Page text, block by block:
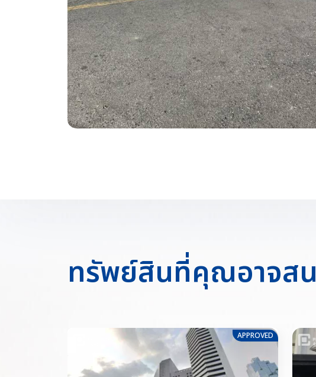
ทรัพย์สินที่คุณอาจสน
APPROVED